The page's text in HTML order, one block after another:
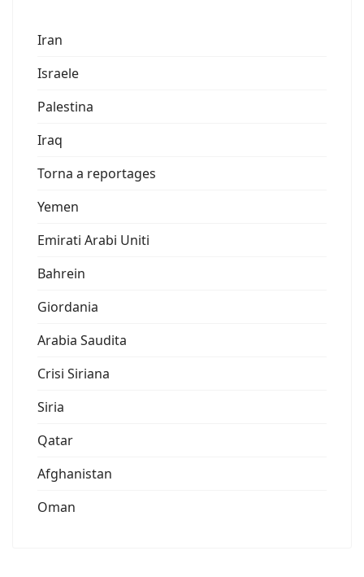
Iran
Israele
Palestina
Iraq
Torna a reportages
Yemen
Emirati Arabi Uniti
Bahrein
Giordania
Arabia Saudita
Crisi Siriana
Siria
Qatar
Afghanistan
Oman